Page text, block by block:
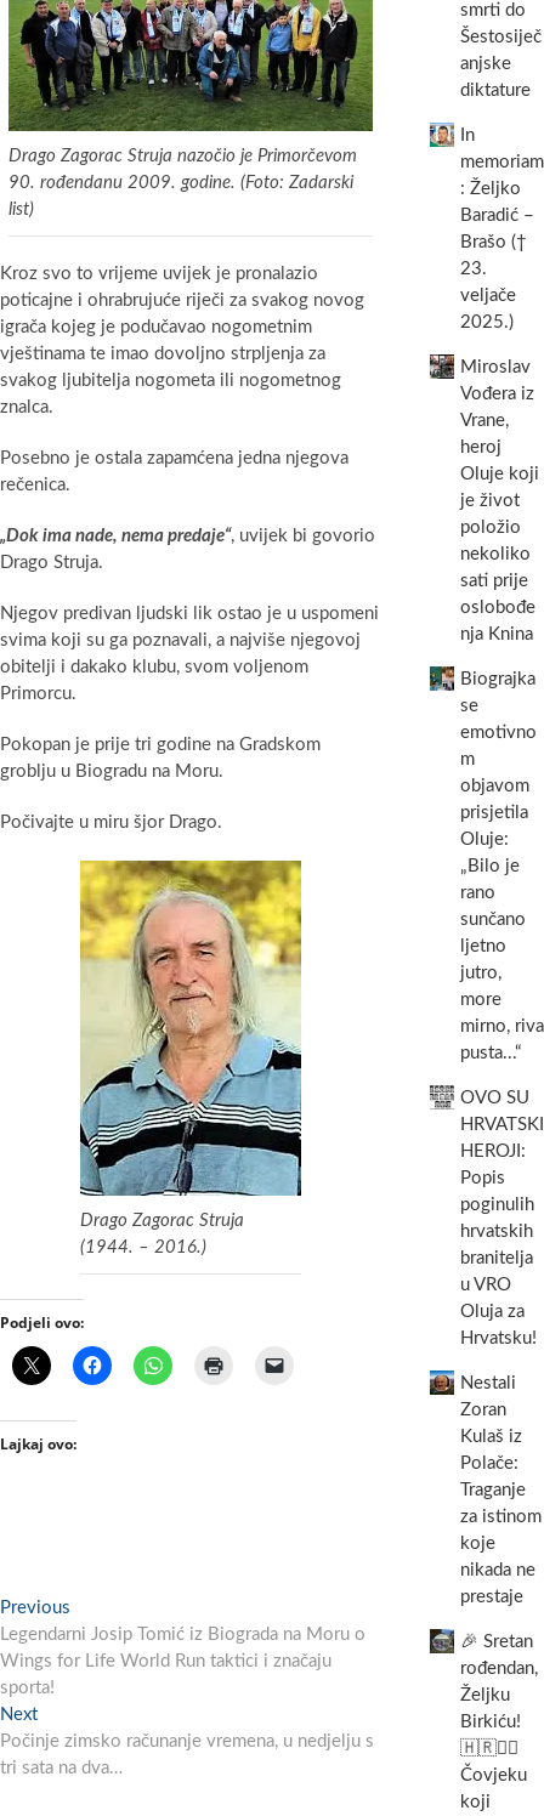
Drago Zagorac Struja nazočio je Primorčevom
90. rođendanu 2009. godine. (Foto: Zadarski
list)
Kroz svo to vrijeme uvijek je pronalazio
poticajne i ohrabrujuće riječi za svakog novog
igrača kojeg je podučavao nogometnim
vještinama te imao dovoljno strpljenja za
svakog ljubitelja nogometa ili nogometnog
znalca.
Posebno je ostala zapamćena jedna njegova
rečenica.
„Dok ima nade, nema predaje“, uvijek bi govorio
Drago Struja.
Njegov predivan ljudski lik ostao je u uspomeni
svima koji su ga poznavali, a najviše njegovoj
obitelji i dakako klubu, svom voljenom
Primorcu.
Pokopan je prije tri godine na Gradskom
groblju u Biogradu na Moru.
Počivajte u miru šjor Drago.
Drago Zagorac Struja
(1944. – 2016.)
Podjeli ovo:
Lajkaj ovo:
Navigacija
objava
Previous
post:
Legendarni Josip Tomić iz Biograda na Moru o
Wings for Life World Run taktici i značaju
sporta!
NextNext
post:
Počinje zimsko računanje vremena, u nedjelju s
tri sata na dva…
smrti do
Šestosiječ
anjske
diktature
In
memoriam
: Željko
Baradić –
Brašo (†
23.
veljače
2025.)
Miroslav
Vođera iz
Vrane,
heroj
Oluje koji
je život
položio
nekoliko
sati prije
oslobođe
nja Knina
Biograjka
se
emotivno
m
objavom
prisjetila
Oluje:
„Bilo je
rano
sunčano
ljetno
jutro,
more
mirno, riva
pusta...“
OVO SU
HRVATSKI
HEROJI:
Popis
poginulih
hrvatskih
branitelja
u VRO
Oluja za
Hrvatsku!
Nestali
Zoran
Kulaš iz
Polače:
Traganje
za istinom
koje
nikada ne
prestaje
🎉 Sretan
rođendan,
Željku
Birkiću!
🇭🇷🏃‍♂️
Čovjeku
koji